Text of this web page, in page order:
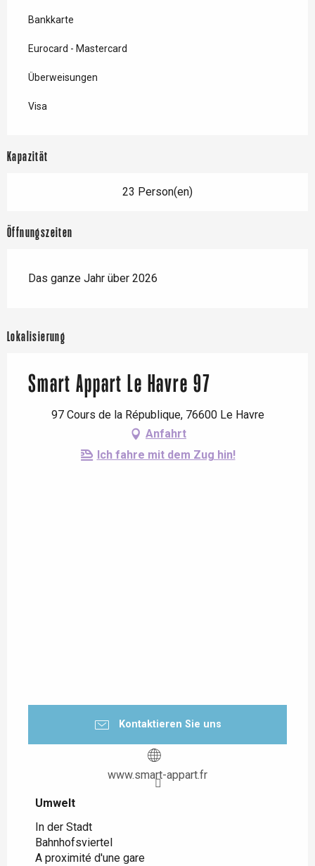
Bankkarte
Eurocard - Mastercard
Überweisungen
Visa
Kapazität
23 Person(en)
Öffnungszeiten
Das ganze Jahr über 2026
Lokalisierung
Smart Appart Le Havre 97
97 Cours de la République, 76600 Le Havre
Anfahrt
Ich fahre mit dem Zug hin!
Kontaktieren Sie uns
www.smart-appart.fr
Umwelt
Umwelt
In der Stadt
Bahnhofsviertel
A proximité d'une gare